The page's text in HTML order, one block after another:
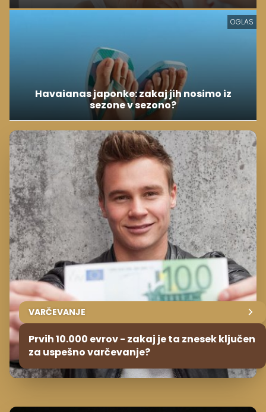
OGLAS
Havaianas japonke: zakaj jih nosimo iz
sezone v sezono?
VARČEVANJE
Prvih 10.000 evrov - zakaj je ta znesek ključen
za uspešno varčevanje?